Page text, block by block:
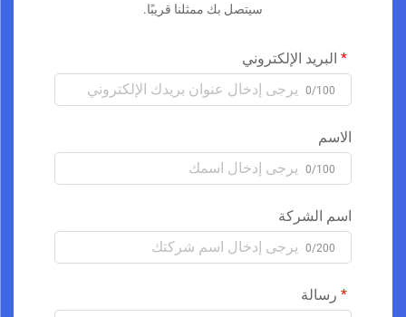
سيتصل بك ممثلنا قريبًا.
البريد الإلكتروني
0/100
الاسم
0/100
اسم الشركة
0/200
رسالة